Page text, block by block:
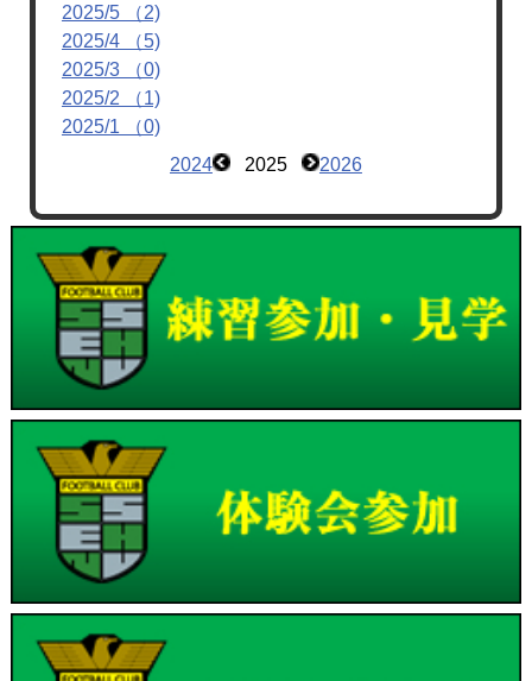
2025/5 （2)
2025/4 （5)
2025/3 （0)
2025/2 （1)
2025/1 （0)
2024
2025 2026